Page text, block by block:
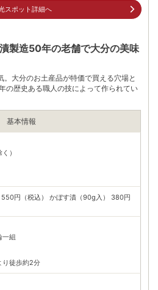
っております。正しい金額はご利用前にご
スポット詳細へ
製造50年の老舗で大分の美味
。大分のお土産品が特価で買える穴場と
の歴史ある職人の技によって作られてい
基本情報
）
円（税込） かぼす漬（90g入） 380円
一組
り徒歩約2分